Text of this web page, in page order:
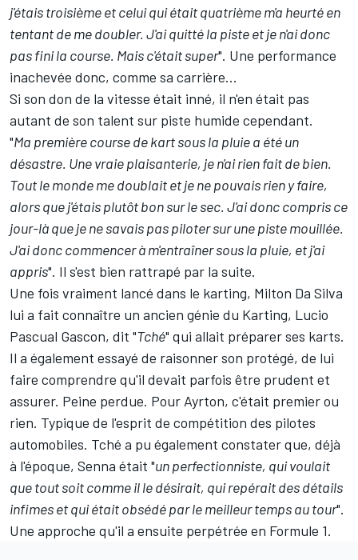
j'étais troisième et celui qui était quatrième m'a heurté en
tentant de me doubler. J'ai quitté la piste et je n'ai donc
pas fini la course. Mais c'était super". Une performance
inachevée donc, comme sa carrière...
Si son don de la vitesse était inné, il n'en était pas
autant de son talent sur piste humide cependant.
"Ma première course de kart sous la pluie a été un
désastre. Une vraie plaisanterie, je n'ai rien fait de bien.
Tout le monde me doublait et je ne pouvais rien y faire,
alors que j'étais plutôt bon sur le sec. J'ai donc compris ce
jour-là que je ne savais pas piloter sur une piste mouillée.
J'ai donc commencer à m'entraîner sous la pluie, et j'ai
appris". Il s'est bien rattrapé par la suite.
Une fois vraiment lancé dans le karting, Milton Da Silva
lui a fait connaître un ancien génie du Karting, Lucio
Pascual Gascon, dit "Tché" qui allait préparer ses karts.
Il a également essayé de raisonner son protégé, de lui
faire comprendre qu'il devait parfois être prudent et
assurer. Peine perdue. Pour Ayrton, c'était premier ou
rien. Typique de l'esprit de compétition des pilotes
automobiles. Tché a pu également constater que, déjà
à l'époque, Senna était "un perfectionniste, qui voulait
que tout soit comme il le désirait, qui repérait des détails
infimes et qui était obsédé par le meilleur temps au tour".
Une approche qu'il a ensuite perpétrée en Formule 1.